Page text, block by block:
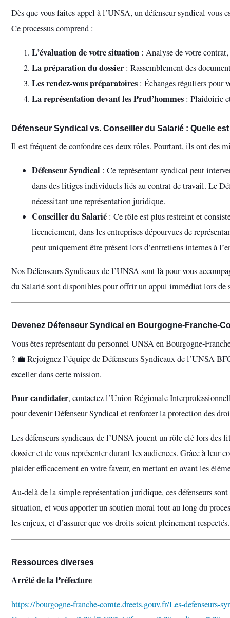
Dès que vous faites appel à l’UNSA, un défenseur syndical vous
Ce processus comprend :
L’évaluation de votre situation : Analyse de votre
La préparation du dossier : Rassemblement des
Les rendez-vous préparatoires : Échanges réguliers pour
La représentation devant les Prud’hommes : Plaidoirie
Défenseur Syndical vs. Conseiller du Salarié : Quelle
Il est fréquent de confondre ces deux rôles. Pourtant, ils ont des
Défenseur Syndical : Ce représentant syndical peut
dans des litiges individuels liés au contrat de travail. Le
nécessitant une représentation juridique.
Conseiller du Salarié : Ce rôle est plus restreint et
licenciement, dans les entreprises dépourvues de
peut uniquement être présent lors d’entretiens internes à
Nos Défenseurs Syndicaux de l’UNSA sont là pour vous
du Salarié sont disponibles pour offrir un appui immédiat lors de
Devenez Défenseur Syndical en Bourgogne-Franche-
Vous êtes représentant du personnel UNSA en Bourgogne-
? 💼 Rejoignez l’équipe de Défenseurs Syndicaux de l’UNSA
exceller dans cette mission.
Pour candidater, contactez l’Union Régionale
pour devenir Défenseur Syndical et renforcer la protection des
Les défenseurs syndicaux de l’UNSA jouent un rôle clé lors des
dossier et de vous représenter durant les audiences. Grâce à leur
plaider efficacement en votre faveur, en mettant en avant les
Au-delà de la simple représentation juridique, ces défenseurs
situation, et vous apporter un soutien moral tout au long du
les enjeux, et d’assurer que vos droits soient pleinement respectés.
Ressources diverses
Arrêté de la Préfecture
https://bourgogne-franche-comte.dreets.gouv.fr/Les-defenseurs-